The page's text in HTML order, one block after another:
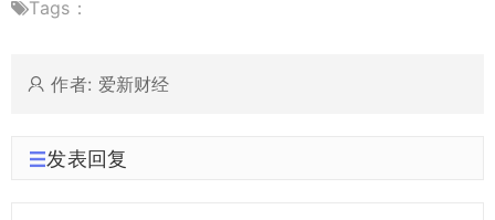
Tags：
作者: 爱新财经
发表回复